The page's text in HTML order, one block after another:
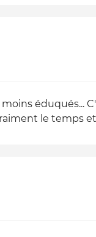
éduqués...
le temps